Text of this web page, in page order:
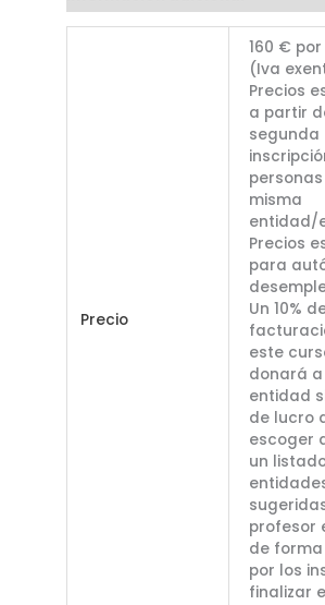
Precio
160 €
(Iva
Precios
a partir
segunda
misma
entidad/
Precios
para
Un 10%
este
donará
entidad
de lucro
escoger
un
profesor
de
por los
finalizar